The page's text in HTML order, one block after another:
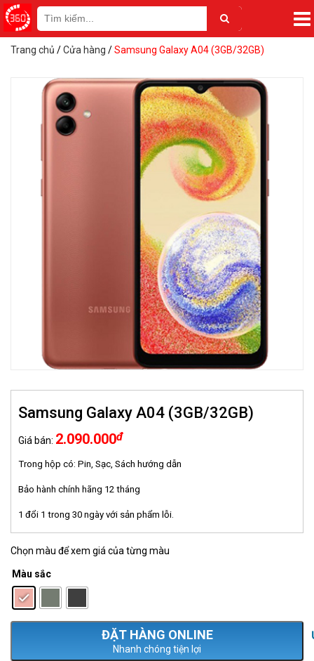
Trang chủ /Cửa hàng /Samsung Galaxy A04 (3GB/32GB)
Samsung Galaxy A04 (3GB/32GB)
Giá bán: 2.090.000đ
Trong hộp có: Pin, Sạc, Sách hướng dẫn
Bảo hành chính hãng 12 tháng
1 đổi 1 trong 30 ngày với sản phẩm lỗi.
Chọn màu để xem giá của từng màu
Màu sắc
Nhanh chóng tiện lợi